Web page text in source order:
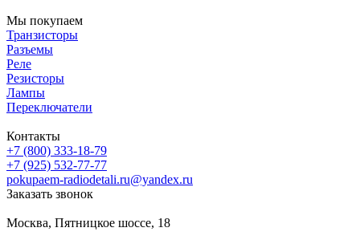
Мы покупаем
Транзисторы
Разъемы
Реле
Резисторы
Лампы
Переключатели
Контакты
+7 (800) 333-18-79
+7 (925) 532-77-77
pokupaem-radiodetali.ru@yandex.ru
Заказать звонок
Москва, Пятницкое шоссе, 18